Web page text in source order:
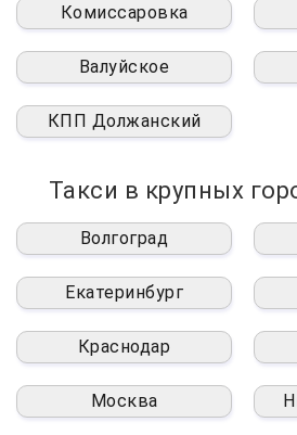
Комиссаровка
Валуйское
КПП Должанский
Такси в крупных
Волгоград
Екатеринбург
Краснодар
Москва